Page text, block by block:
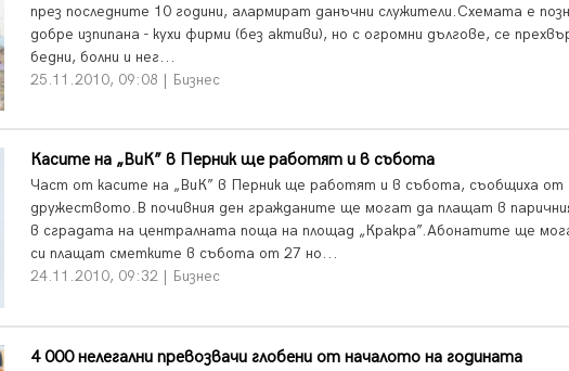
през последните 10 години, алармират данъчни служители.Схемата е
добре изпипана - кухи фирми (без активи), но с огромни дългове, се
бедни, болни и нег...
25.11.2010, 09:08 | Бизнес
Касите на „ВиК” в Перник ще работят и в събота
Част от касите на „ВиК” в Перник ще работят и в събота, съобщиха от
дружеството.В почивния ден гражданите ще могат да плащат в
в сградата на централната поща на площад „Кракра”.Абонатите ще
си плащат сметките в събота от 27 но...
24.11.2010, 09:32 | Бизнес
4 000 нелегални превозвачи глобени от началото на годината